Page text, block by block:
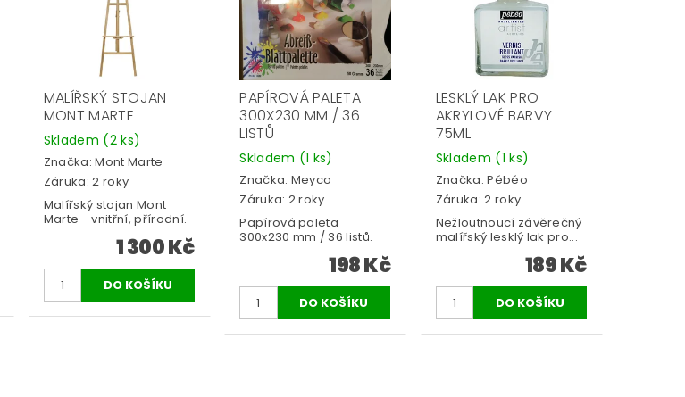
MALÍŘSKÝ STOJAN
MONT MARTE
Skladem (2 ks)
Značka:Mont Marte
Záruka: 2 roky
Malířský stojan Mont
Marte - vnitřní, přírodní.
1 300 Kč
PAPÍROVÁ PALETA
300X230 MM / 36
LISTŮ
Skladem (1 ks)
Značka: Meyco
Záruka: 2 roky
Papírová paleta
300x230 mm / 36 listů.
198 Kč
LESKLÝ LAK PRO
AKRYLOVÉ BARVY
75ML
Skladem (1 ks)
Značka:Pébéo
Záruka: 2 roky
Nežloutnoucí závěrečný
malířský lesklý lak pro...
189 Kč